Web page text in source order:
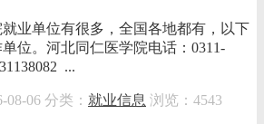
业单位有很多，全国各地都有，以下
位。河北同仁医学院电话：0311-
...
08-06 分类： 就业信息 浏览：4543